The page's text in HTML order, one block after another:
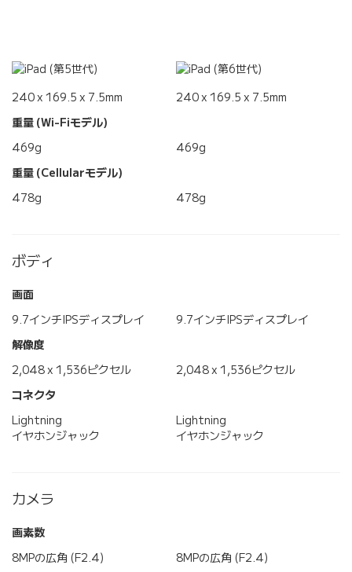
240 x 169.5 x 7.5mm
240 x 169.5 x 7.5mm
重量 (Wi-Fiモデル)
469g
469g
重量 (Cellularモデル)
478g
478g
ボディ
画面
9.7インチIPSディスプレイ
9.7インチIPSディスプレイ
解像度
2,048 x 1,536ピクセル
2,048 x 1,536ピクセル
コネクタ
Lightning
イヤホンジャック
Lightning
イヤホンジャック
カメラ
画素数
8MPの広角 (F2.4)
8MPの広角 (F2.4)